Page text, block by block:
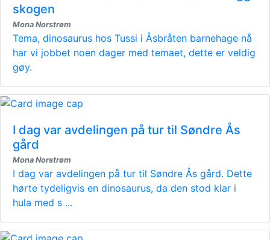
skogen
Mona Norstrøm
Tema, dinosaurus hos Tussi i Åsbråten barnehage nå
har vi jobbet noen dager med temaet, dette er veldig
gøy.
I dag var avdelingen på tur til Søndre Ås
gård
Mona Norstrøm
I dag var avdelingen på tur til Søndre Ås gård. Dette
hørte tydeligvis en dinosaurus, da den stod klar i
hula med s ...